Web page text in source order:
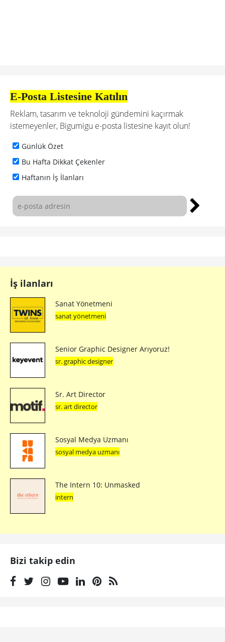
E-Posta Listesine Katılın
Reklam, tasarım ve teknoloji gündemini kaçırmak
istemeyenler, Bigumigu e-posta listesine kayıt olun!
Günlük Özet
Bu Hafta Dikkat Çekenler
Haftanın İş İlanları
İş ilanları
Sanat Yönetmeni
sanat yönetmeni
Senior Graphic Designer Arıyoruz!
sr. graphic designer
Sr. Art Director
sr. art director
Sosyal Medya Uzmanı
sosyal medya uzmanı
The Intern 10: Unmasked
intern
Bizi takip edin